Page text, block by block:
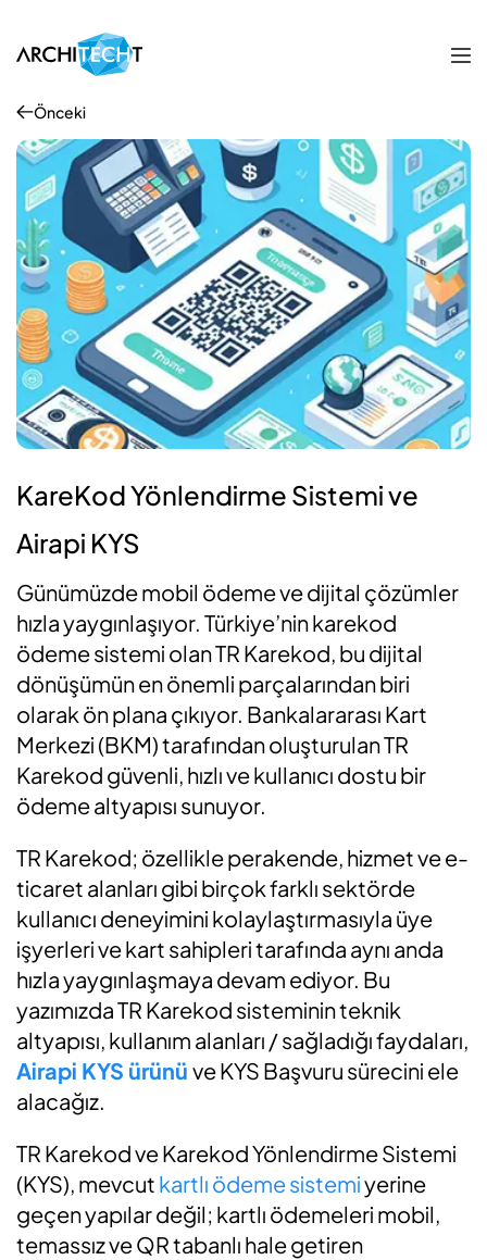
Önceki
KareKod Yönlendirme Sistemi ve
Airapi KYS
Günümüzde mobil ödeme ve dijital çözümler
hızla yaygınlaşıyor. Türkiye’nin karekod
ödeme sistemi olan TR Karekod, bu dijital
dönüşümün en önemli parçalarından biri
olarak ön plana çıkıyor. Bankalararası Kart
Merkezi (BKM) tarafından oluşturulan TR
Karekod güvenli, hızlı ve kullanıcı dostu bir
ödeme altyapısı sunuyor.
TR Karekod; özellikle perakende, hizmet ve e-
ticaret alanları gibi birçok farklı sektörde
kullanıcı deneyimini kolaylaştırmasıyla üye
işyerleri ve kart sahipleri tarafında aynı anda
hızla yaygınlaşmaya devam ediyor. Bu
yazımızda TR Karekod sisteminin teknik
altyapısı, kullanım alanları / sağladığı faydaları,
Airapi KYS ürünü ve KYS Başvuru sürecini ele
alacağız.
TR Karekod ve Karekod Yönlendirme Sistemi
(KYS), mevcut kartlı ödeme sistemiyerine
geçen yapılar değil; kartlı ödemeleri mobil,
temassız ve QR tabanlı hale getiren